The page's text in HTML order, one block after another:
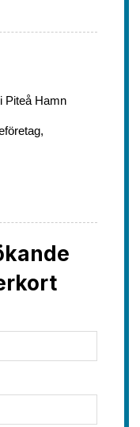
Piteå Hamn